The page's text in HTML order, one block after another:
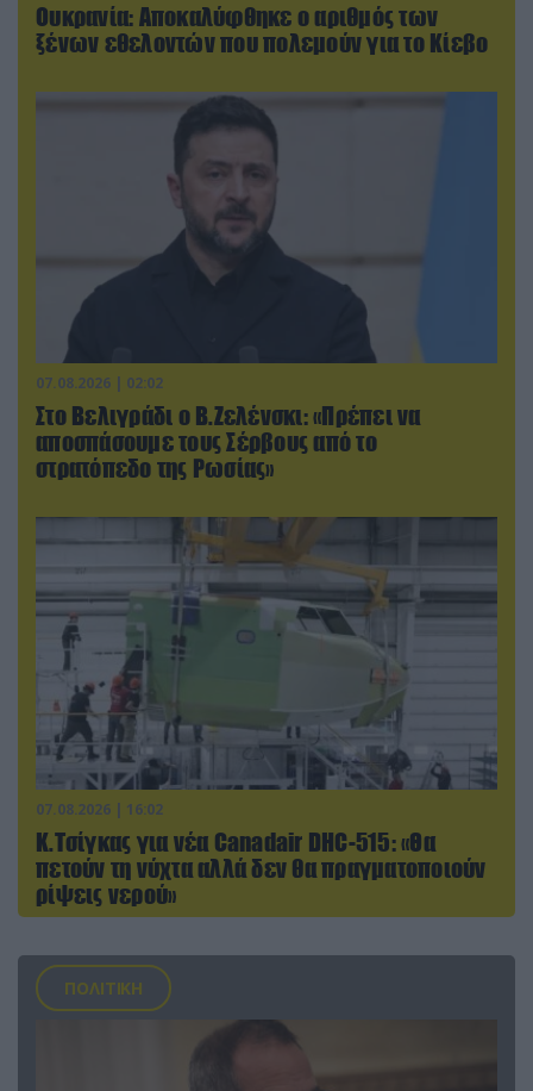
Ουκρανία: Αποκαλύφθηκε ο αριθμός των
ξένων εθελοντών που πολεμούν για το Κίεβο
07.08.2026 | 02:02
Στο Βελιγράδι ο Β.Ζελένσκι: «Πρέπει να
αποσπάσουμε τους Σέρβους από το
στρατόπεδο της Ρωσίας»
07.08.2026 | 16:02
Κ.Τσίγκας για νέα Canadair DHC-515: «Θα
πετούν τη νύχτα αλλά δεν θα πραγματοποιούν
ρίψεις νερού»
ΠΟΛΙΤΙΚΗ